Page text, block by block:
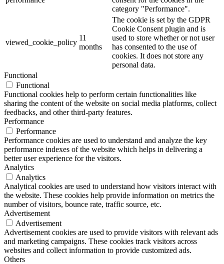
category "Performance".
viewed_cookie_policy
11
months
The cookie is set by the GDPR
Cookie Consent plugin and is
used to store whether or not user
has consented to the use of
cookies. It does not store any
personal data.
Functional
Functional
Functional cookies help to perform certain functionalities like
sharing the content of the website on social media platforms, collect
feedbacks, and other third-party features.
Performance
Performance
Performance cookies are used to understand and analyze the key
performance indexes of the website which helps in delivering a
better user experience for the visitors.
Analytics
Analytics
Analytical cookies are used to understand how visitors interact with
the website. These cookies help provide information on metrics the
number of visitors, bounce rate, traffic source, etc.
Advertisement
Advertisement
Advertisement cookies are used to provide visitors with relevant ads
and marketing campaigns. These cookies track visitors across
websites and collect information to provide customized ads.
Others